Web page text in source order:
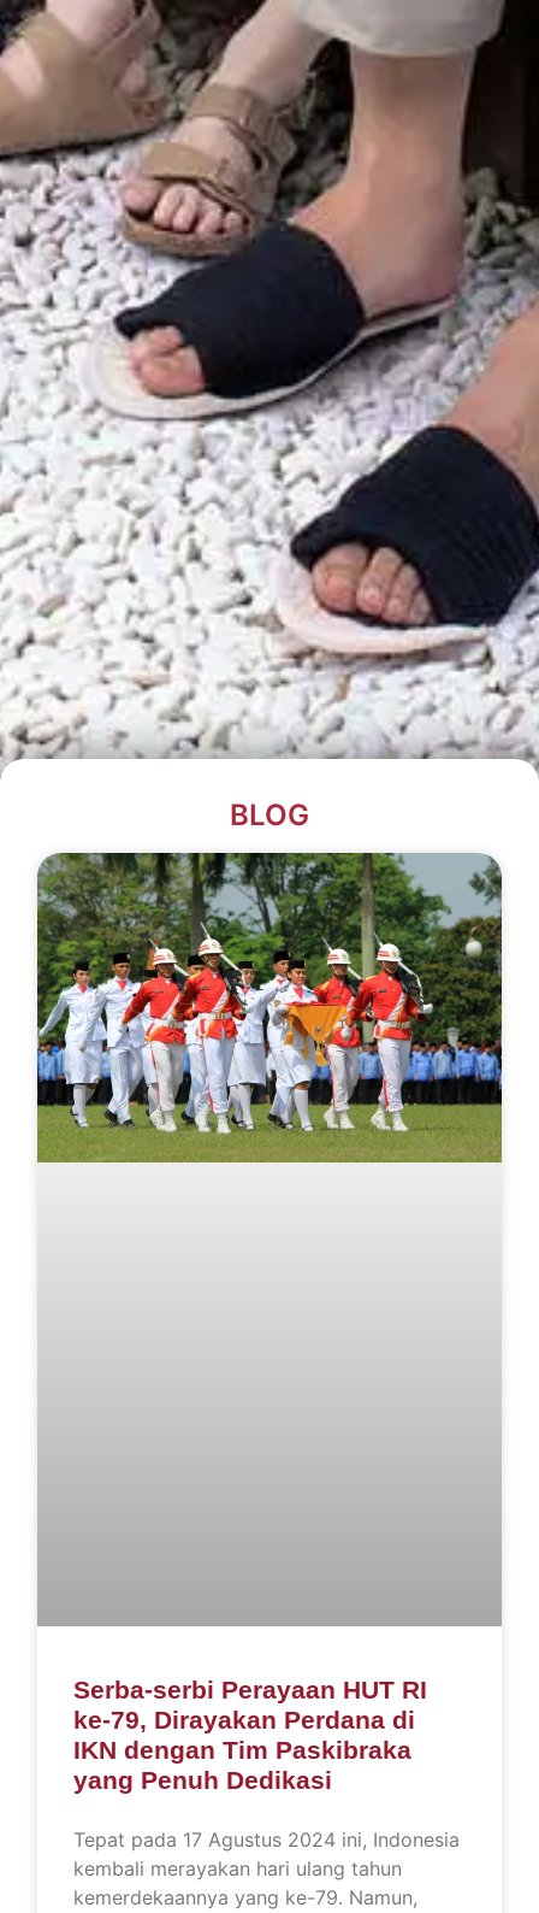
BLOG​
Serba-serbi Perayaan HUT RI
ke-79, Dirayakan Perdana di
IKN dengan Tim Paskibraka
yang Penuh Dedikasi
Tepat pada 17 Agustus 2024 ini, Indonesia
kembali merayakan hari ulang tahun
kemerdekaannya yang ke-79. Namun,